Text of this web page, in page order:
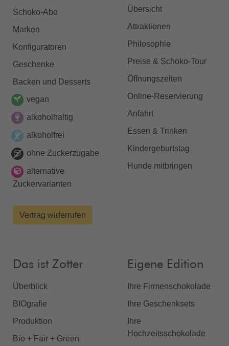
Schoko-Abo
Marken
Konfiguratoren
Geschenke
Backen und Desserts
vegan
alkoholhaltig
alkoholfrei
ohne Zuckerzugabe
alternative
Zuckervarianten
Vertrag widerrufen
Übersicht
Attraktionen
Philosophie
Preise & Schoko-Tour
Öffnungszeiten
Online-Reservierung
Anfahrt
Essen & Trinken
Kindergeburtstag
Hunde mitbringen
Das ist Zotter
Überblick
BIOgrafie
Produktion
Bio + Fair + Green
Eigene Edition
Ihre Firmenschokolade
Ihre Geschenksets
Ihre
Hochzeitsschokolade